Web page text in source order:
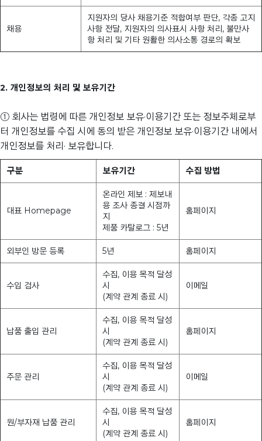
채용
지원자의 당사 채용기준 적합여부 판단, 각종 고지
사항 전달, 지원자의 의사표시 사항 처리, 불만사
항 처리 및 기타 원활한 의사소통 경로의 확보
2. 개인정보의 처리 및 보유기간
① 회사는 법령에 따른 개인정보 보유·이용기간 또는 정보주체로부
터 개인정보를 수집 시에 동의 받은 개인정보 보유·이용기간 내에서
개인정보를 처리· 보유합니다.
구분 보유기간 수집 방법
대표 Homepage
온라인 제보 : 제보내
용 조사 종결 시점까
지
제품 카탈로그 : 5년
홈페이지
외부인 방문 등록 5년 홈페이지
수입 검사
수집, 이용 목적 달성
시
(계약 관계 종료 시)
이메일
납품 출입 관리
수집, 이용 목적 달성
시
(계약 관계 종료 시)
홈페이지
주문 관리
수집, 이용 목적 달성
시
(계약 관계 종료 시)
이메일
원/부자재 납품 관리
수집, 이용 목적 달성
시
(계약 관계 종료 시)
홈페이지